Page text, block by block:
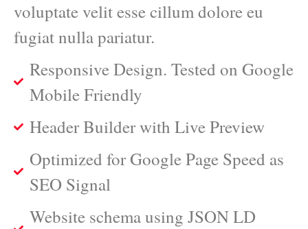
voluptate velit esse cillum dolore eu
fugiat nulla pariatur.
Responsive Design. Tested on Google
Mobile Friendly
Header Builder with Live Preview
Optimized for Google Page Speed as
SEO Signal
Website schema using JSON LD